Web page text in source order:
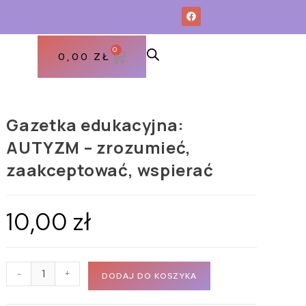
0,00 ZŁ
0
Gazetka edukacyjna:
AUTYZM – zrozumieć,
zaakceptować, wspierać
10,00 zł
- + DODAJ DO KOSZYKA